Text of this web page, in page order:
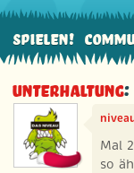
Spielen!
Unterhaltung:
Mal
so